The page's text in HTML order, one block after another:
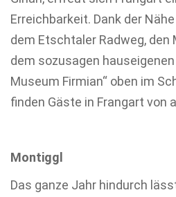
Erreichbarkeit. Dank der
dem Etschtaler Radweg, den
dem sozusagen
Museum Firmian“ oben im
finden Gäste in Frangart von
Montiggl
Das ganze Jahr hindurch